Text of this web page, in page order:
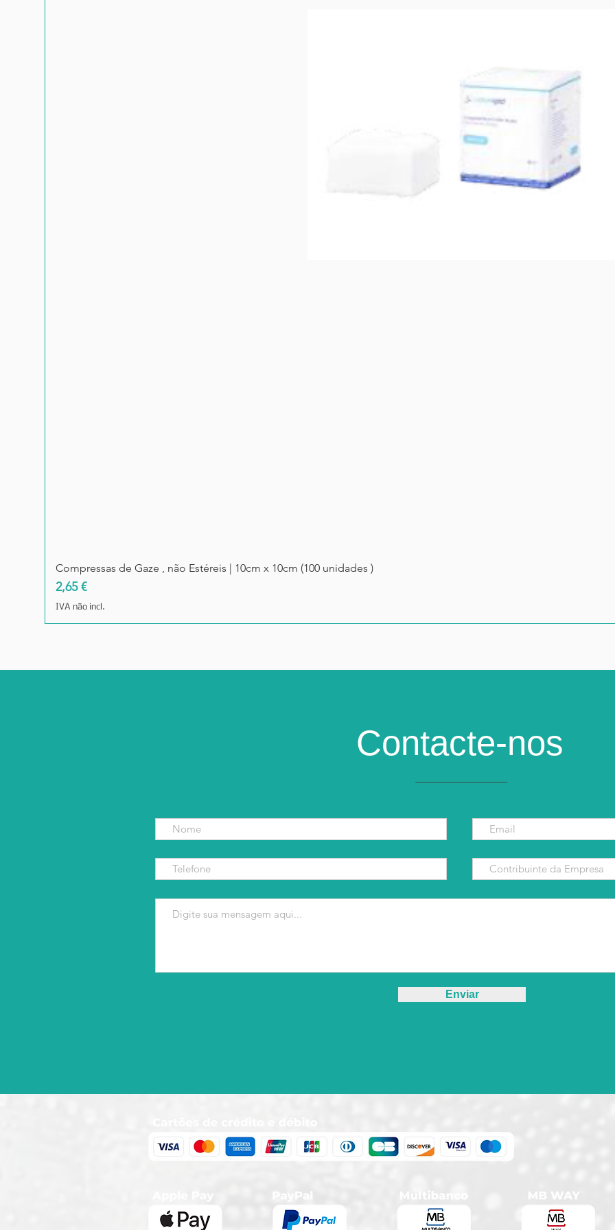
Compressas de Gaze , não Estéreis | 10cm x 10cm (100 unidades )
Preço
2,65 €
IVA não incl.
Contacte-nos
Enviar